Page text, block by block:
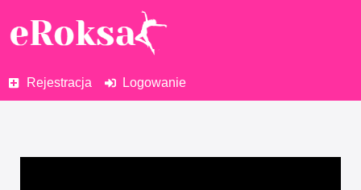
Rejestracja Logowanie